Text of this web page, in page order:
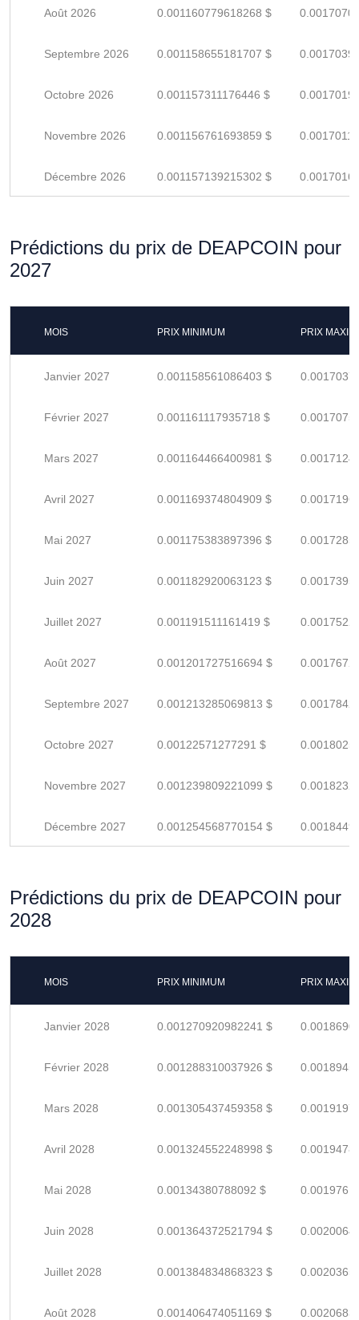
Août 2026 0.001160779618268 $
Septembre 2026 0.001158655181707 $
Octobre 2026 0.001157311176446 $
Novembre 2026 0.001156761693859 $
Décembre 2026 0.001157139215302 $
Prédictions du prix de DEAPCOIN pour
2027
MOIS PRIX MINIMUM PRIX
Janvier 2027 0.001158561086403 $
Février 2027 0.001161117935718 $
Mars 2027 0.001164466400981 $
Avril 2027 0.001169374804909 $
Mai 2027 0.001175383897396 $
Juin 2027 0.001182920063123 $
Juillet 2027 0.001191511161419 $
Août 2027 0.001201727516694 $
Septembre 2027 0.001213285069813 $
Octobre 2027 0.00122571277291 $
Novembre 2027 0.001239809221099 $
Décembre 2027 0.001254568770154 $
Prédictions du prix de DEAPCOIN pour
2028
MOIS PRIX MINIMUM PRIX
Janvier 2028 0.001270920982241 $
Février 2028 0.001288310037926 $
Mars 2028 0.001305437459358 $
Avril 2028 0.001324552248998 $
Mai 2028 0.00134380788092 $
Juin 2028 0.001364372521794 $
Juillet 2028 0.001384834868323 $
Août 2028 0.001406474051169 $